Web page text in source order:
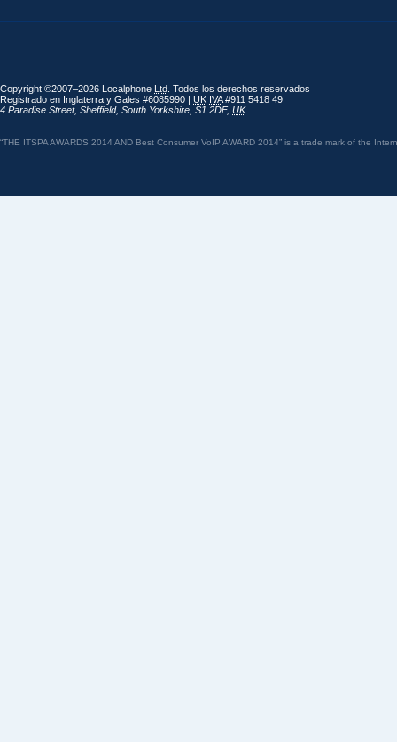
Copyright ©2007–2026 Localphone Ltd . Todos los derechos reservados
Registrado en Inglaterra y Gales #6085990 | UK IVA#911 5418 49
4 Paradise Street, Sheffield, South Yorkshire S1 2DF, UK
“THE ITSPA AWARDS 2014 AND Best Consumer VoIP AWARD 2014” is a trade mark of the